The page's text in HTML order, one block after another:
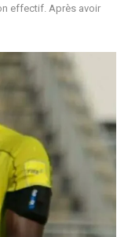
effectif. Après avoir